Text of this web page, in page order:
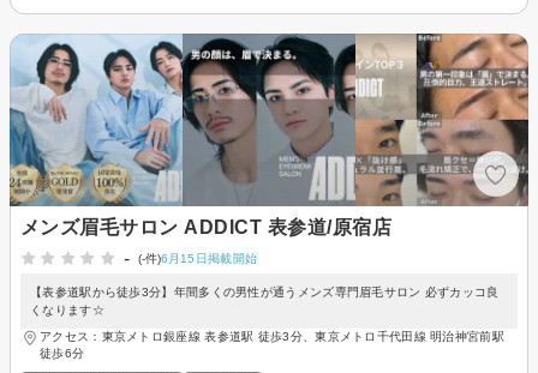
メンズ眉毛サロン ADDICT 表参道/原宿店
-
(-件)6月15日掲載開始
【表参道駅から徒歩3分】年間多くの男性が通うメンズ専門眉毛サロン 必ずカッコ良
くなります☆
アクセス：東京メトロ銀座線 表参道駅 徒歩3分、東京メトロ千代田線 明治神宮前駅
徒歩6分